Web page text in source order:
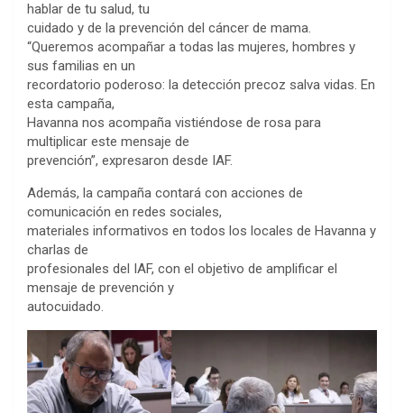
hablar de tu salud, tu
cuidado y de la prevención del cáncer de mama.
“Queremos acompañar a todas las mujeres, hombres y
sus familias en un
recordatorio poderoso: la detección precoz salva vidas. En
esta campaña,
Havanna nos acompaña vistiéndose de rosa para
multiplicar este mensaje de
prevención”, expresaron desde IAF.
Además, la campaña contará con acciones de
comunicación en redes sociales,
materiales informativos en todos los locales de Havanna y
charlas de
profesionales del IAF, con el objetivo de amplificar el
mensaje de prevención y
autocuidado.